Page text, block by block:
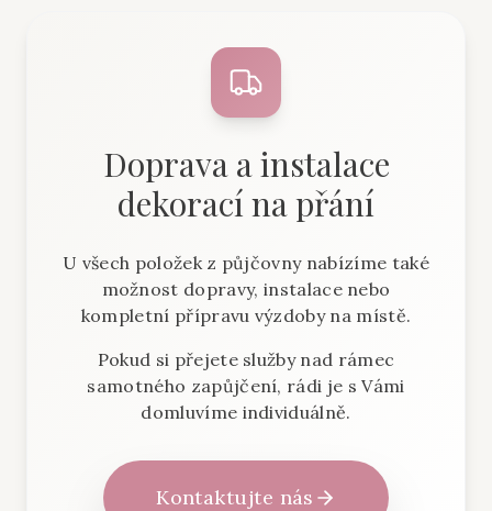
Doprava a instalace
dekorací na přání
U všech položek z půjčovny nabízíme také
možnost dopravy, instalace nebo
kompletní přípravu výzdoby na místě.
Pokud si přejete služby nad rámec
samotného zapůjčení, rádi je s Vámi
domluvíme individuálně.
Kontaktujte nás